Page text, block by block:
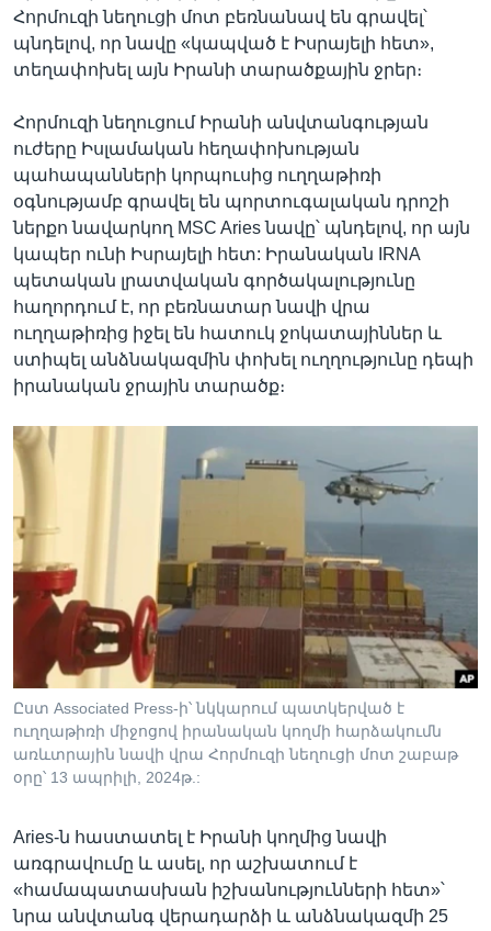
Հորմուզի նեղուցի մոտ բեռնանավ են գրավել՝
պնդելով, որ նավը «կապված է Իսրայելի հետ»,
տեղափոխել այն Իրանի տարածքային ջրեր։
Հորմուզի նեղուցում Իրանի անվտանգության
ուժերը Իսլամական հեղափոխության
պահապանների կորպուսից ուղղաթիռի
օգնությամբ գրավել են պորտուգալական դրոշի
ներքո նավարկող MSC Aries նավը՝ պնդելով, որ այն
կապեր ունի Իսրայելի հետ: Իրանական IRNA
պետական լրատվական գործակալությունը
հաղորդում է, որ բեռնատար նավի վրա
ուղղաթիռից իջել են հատուկ ջոկատայիններ և
ստիպել անձնակազմին փոխել ուղղությունը դեպի
իրանական ջրային տարածք։
Ըստ Associated Press-ի՝ նկկարում պատկերված է
ուղղաթիռի միջոցով իրանական կողմի հարձակումն
առևտրային նավի վրա Հորմուզի նեղուցի մոտ շաբաթ
օրը՝ 13 ապրիլի, 2024թ.:
Aries-ն հաստատել է Իրանի կողմից նավի
առգրավումը և ասել, որ աշխատում է
«համապատասխան իշխանությունների հետ»՝
նրա անվտանգ վերադարձի և անձնակազմի 25